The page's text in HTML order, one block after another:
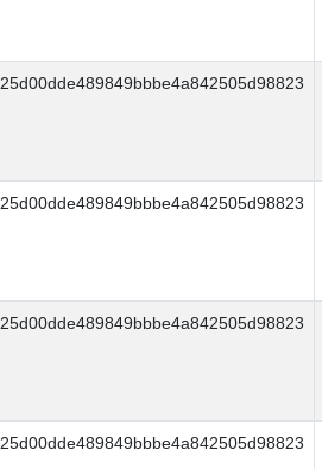
25d00dde489849bbbe4a842505d98823
25d00dde489849bbbe4a842505d98823
25d00dde489849bbbe4a842505d98823
25d00dde489849bbbe4a842505d98823